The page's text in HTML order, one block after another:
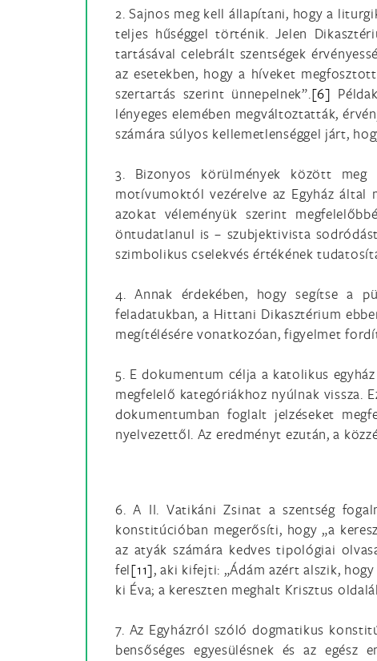
2. Sajnos meg kell állapítani, hogy a
teljes hűséggel történik. Jelen
tartásával celebrált szentségek
az esetekben, hogy a híveket
szertartás szerint ünnepelnek”.[6]
lényeges elemében megváltoztatták,
számára súlyos kellemetlenséggel járt,
3. Bizonyos körülmények között meg
motívumoktól vezérelve az Egyház
azokat véleményük szerint
öntudatlanul is – szubjektivista
szimbolikus cselekvés értékének
4. Annak érdekében, hogy segítse a
feladatukban, a Hittani Dikasztérium
megítélésére vonatkozóan, figyelmet
5. E dokumentum célja a katolikus
megfelelő kategóriákhoz nyúlnak vissza.
dokumentumban foglalt jelzéseket
nyelvezettől. Az eredményt ezután, a
6. A II. Vatikáni Zsinat a szentség
konstitúcióban megerősíti, hogy „a
az atyák számára kedves tipológiai
fel[11], aki kifejti: „Ádám azért alszik,
ki Éva; a kereszten meghalt Krisztus
7. Az Egyházról szóló dogmatikus
bensőséges egyesülésnek és az egész